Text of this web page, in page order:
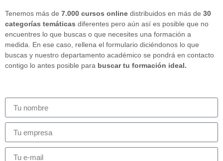
Tenemos más de 7.000 cursos online distribuidos en más de 30
categorías temáticas diferentes pero aún así es posible que no
encuentres lo que buscas o que necesites una formación a
medida. En ese caso, rellena el formulario diciéndonos lo que
buscas y nuestro departamento académico se pondrá en contacto
contigo lo antes posible para buscar tu formación ideal.